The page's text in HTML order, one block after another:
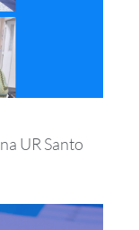
UR Santo